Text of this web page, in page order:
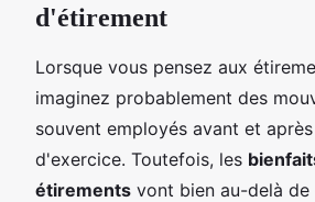
d'étirement
Lorsque vous pensez aux
imaginez probablement des
souvent employés avant et
d'exercice. Toutefois, les
étirements vont bien au-delà